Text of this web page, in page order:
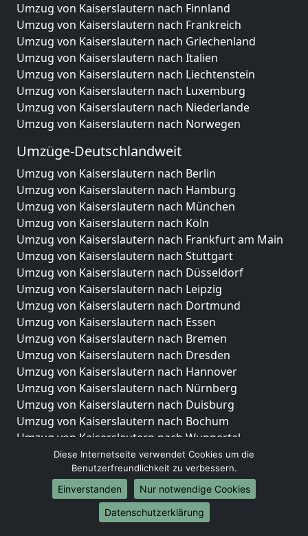
Umzug von Kaiserslautern nach Finnland
Umzug von Kaiserslautern nach Frankreich
Umzug von Kaiserslautern nach Griechenland
Umzug von Kaiserslautern nach Italien
Umzug von Kaiserslautern nach Liechtenstein
Umzug von Kaiserslautern nach Luxemburg
Umzug von Kaiserslautern nach Niederlande
Umzug von Kaiserslautern nach Norwegen
Umzüge-Deutschlandweit
Umzug von Kaiserslautern nach Berlin
Umzug von Kaiserslautern nach Hamburg
Umzug von Kaiserslautern nach München
Umzug von Kaiserslautern nach Köln
Umzug von Kaiserslautern nach Frankfurt am Main
Umzug von Kaiserslautern nach Stuttgart
Umzug von Kaiserslautern nach Düsseldorf
Umzug von Kaiserslautern nach Leipzig
Umzug von Kaiserslautern nach Dortmund
Umzug von Kaiserslautern nach Essen
Umzug von Kaiserslautern nach Bremen
Umzug von Kaiserslautern nach Dresden
Umzug von Kaiserslautern nach Hannover
Umzug von Kaiserslautern nach Nürnberg
Umzug von Kaiserslautern nach Duisburg
Umzug von Kaiserslautern nach Bochum
Umzug von Kaiserslautern nach Wuppertal
Umzug von Kaiserslautern nach Bielefeld
Umzug von Kaiserslautern nach Bonn
Umzug von Kaiserslautern nach Münster
Internationale-Umzüge
Diese Internetseite verwendet Cookies um die
Benutzerfreundlichkeit zu verbessern.
Einverstanden
Nur notwendige Cookies
Datenschutzerklärung